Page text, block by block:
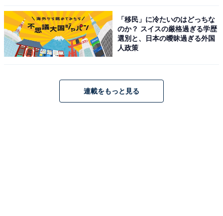
＞次ページ：10位までのランキング結果を見る
「移民」に冷たいのはどっちな
のか？ スイスの厳格過ぎる学歴
選別と、日本の曖昧過ぎる外国
人政策
連載をもっと見る